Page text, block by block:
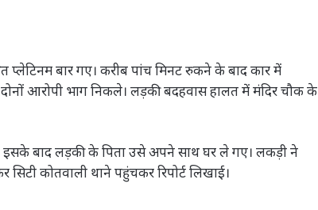
प्लेटिनम बार गए। करीब पांच मिनट रुकने के बाद कार में
आरोपी भाग निकले। लड़की बदहवास हालत में मंदिर चौक के
इसके बाद लड़की के पिता उसे अपने साथ घर ले गए। लकड़ी ने
कोतवाली थाने पहुंचकर रिपोर्ट लिखाई।